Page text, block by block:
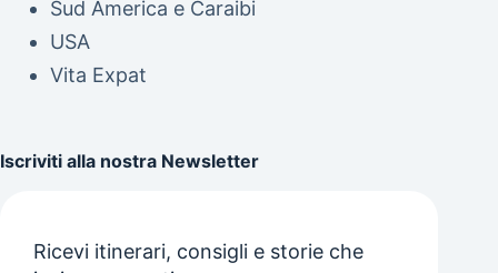
Sud America e Caraibi
USA
Vita Expat
Iscriviti alla nostra Newsletter
Ricevi itinerari, consigli e storie che